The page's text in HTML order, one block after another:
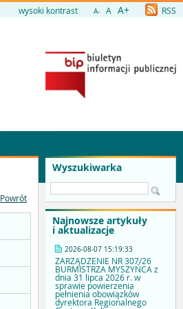
wysoki kontrast A- A A+ RSS
Wyszukiwarka
Najnowsze artykuły
i aktualizacje
2026-08-07 15:19:33
ZARZĄDZENIE NR 307/26
BURMISTRZA MYSZYŃCA z
dnia 31 lipca 2026 r. w
sprawie powierzenia
pełnienia obowiązków
dyrektora Regionalnego
Powrót